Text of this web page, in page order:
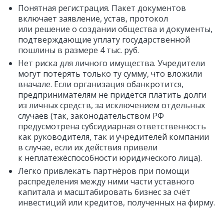
Понятная регистрация. Пакет документов
включает заявление, устав, протокол
или решение о создании общества и документы,
подтверждающие уплату государственной
пошлины в размере 4 тыс. руб.
Нет риска для личного имущества. Учредители
могут потерять только ту сумму, что вложили
вначале. Если организация обанкротится,
предпринимателям не придётся платить долги
из личных средств, за исключением отдельных
случаев (так, законодательством РФ
предусмотрена субсидиарная ответственность
как руководителя, так и учредителей компании
в случае, если их действия привели
к неплатежёспособности юридического лица).
Легко привлекать партнёров при помощи
распределения между ними части уставного
капитала и масштабировать бизнес за счёт
инвестиций или кредитов, полученных на фирму.